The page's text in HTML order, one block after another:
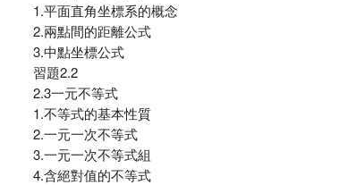
1.平面直角坐標系的概念
2.兩點間的距離公式
3.中點坐標公式
習題2.2
2.3一元不等式
1.不等式的基本性質
2.一元一次不等式
3.一元一次不等式組
4.含絕對值的不等式